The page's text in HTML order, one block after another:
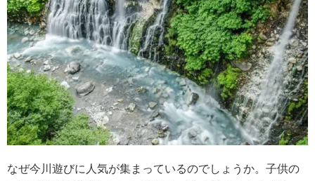
なぜ今川遊びに人気が集まっているのでしょうか。子供の